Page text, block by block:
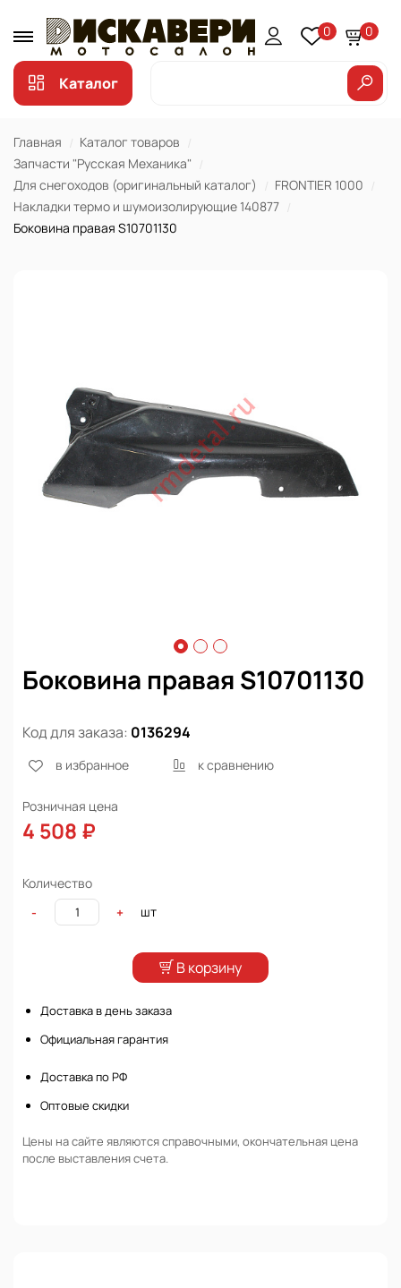
0 0
Каталог
Главная
Каталог товаров
Запчасти "Русская Механика"
Для снегоходов (оригинальный каталог)
FRONTIER 1000
Накладки термо и шумоизолирующие 140877
Боковина правая S10701130
Боковина правая S10701130
Код для заказа: 0136294
в избранное к сравнению
Розничная цена
4 508 ₽
Количество
-
+ шт
В корзину
Доставка в день заказа
Официальная гарантия
Доставка по РФ
Оптовые скидки
Цены на сайте являются справочными, окончательная цена
после выставления счета.